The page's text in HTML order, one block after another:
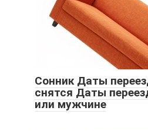
Сонник Даты
снятся Даты
или мужчине